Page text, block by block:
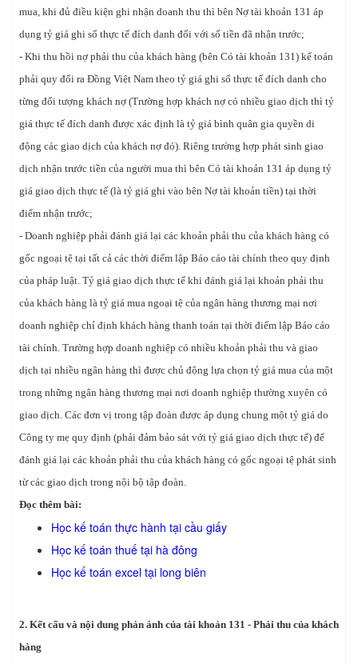
mua, khi đủ điều kiện ghi nhận doanh thu thì bên Nợ tài khoản 131 áp
dụng tỷ giá ghi sổ thực tế đích danh đối với số tiền đã nhận trước;
- Khi thu hồi nợ phải thu của khách hàng (bên Có tài khoản 131) kế toán
phải quy đổi ra Đồng Việt Nam theo tỷ giá ghi sổ thực tế đích danh cho
từng đối tượng khách nợ (Trường hợp khách nợ có nhiều giao dịch thì tỷ
giá thực tế đích danh được xác định là tỷ giá bình quân gia quyền di
động các giao dịch của khách nợ đó). Riêng trường hợp phát sinh giao
dịch nhận trước tiền của người mua thì bên Có tài khoản 131 áp dụng tỷ
giá giao dịch thực tế (là tỷ giá ghi vào bên Nợ tài khoản tiền) tại thời
điểm nhận trước;
- Doanh nghiệp phải đánh giá lại các khoản phải thu của khách hàng có
gốc ngoại tệ tại tất cả các thời điểm lập Báo cáo tài chính theo quy định
của pháp luật. Tỷ giá giao dịch thực tế khi đánh giá lại khoản phải thu
của khách hàng là tỷ giá mua ngoại tệ của ngân hàng thương mại nơi
doanh nghiệp chỉ định khách hàng thanh toán tại thời điểm lập Báo cáo
tài chính. Trường hợp doanh nghiệp có nhiều khoản phải thu và giao
dịch tại nhiều ngân hàng thì được chủ động lựa chọn tỷ giá mua của một
trong những ngân hàng thương mại nơi doanh nghiệp thường xuyên có
giao dịch. Các đơn vị trong tập đoàn được áp dụng chung một tỷ giá do
Công ty mẹ quy định (phải đảm bảo sát với tỷ giá giao dịch thực tế) để
đánh giá lại các khoản phải thu của khách hàng có gốc ngoại tệ phát sinh
từ các giao dịch trong nội bộ tập đoàn.
Đọc thêm bài:
Học kế toán thực hành tại cầu giấy
Học kế toán thuế tại hà đông
Học kế toán excel tại long biên
2. Kết cấu và nội dung phản ánh của tài khoản 131 - Phải thu của khách
hàng